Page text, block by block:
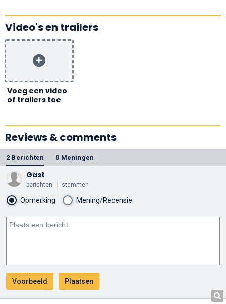
Video's en trailers
Voeg een video
of trailers toe
Reviews & comments
2 Berichten 0 Meningen
Gast
berichten stemmen
Opmerking Mening/Recensie